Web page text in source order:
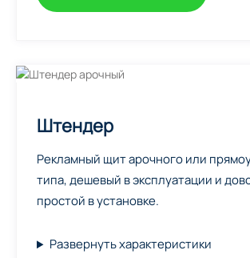
Штендер
Рекламный щит арочного или
типа, дешевый в эксплуатации и
простой в установке.
Развернуть характеристики